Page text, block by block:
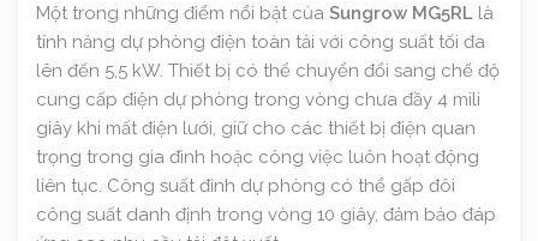
Một trong những điểm nổi bật của Sungrow MG5RL là
tính năng dự phòng điện toàn tải với công suất tối đa
lên đến 5,5 kW. Thiết bị có thể chuyển đổi sang chế độ
cung cấp điện dự phòng trong vòng chưa đầy 4 mili
giây khi mất điện lưới, giữ cho các thiết bị điện quan
trọng trong gia đình hoặc công việc luôn hoạt động
liên tục. Công suất đỉnh dự phòng có thể gấp đôi
công suất danh định trong vòng 10 giây, đảm bảo đáp